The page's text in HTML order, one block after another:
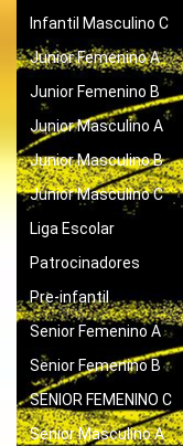
Infantil Masculino C
Junior Femenino A
Junior Femenino B
Junior Masculino A
Junior Masculino B
Junior Masculino C
Liga Escolar
Patrocinadores
Pre-infantil
Senior Femenino A
Senior Femenino B
SENIOR FEMENINO C
Senior Masculino A